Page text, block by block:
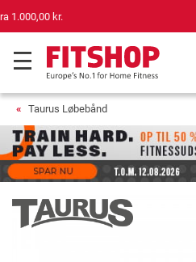
69 butikker med 75
Taurus Løbebånd